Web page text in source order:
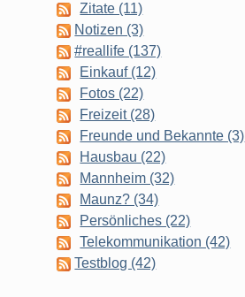
Zitate (11)
Notizen (3)
#reallife (137)
Einkauf (12)
Fotos (22)
Freizeit (28)
Freunde und Bekannte (3)
Hausbau (22)
Mannheim (32)
Maunz? (34)
Persönliches (22)
Telekommunikation (42)
Testblog (42)